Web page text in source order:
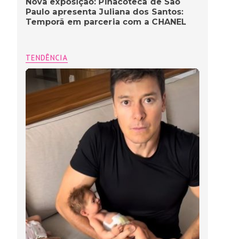
Paulo apresenta Juliana dos Santos:
Temporã em parceria com a CHANEL
TENDÊNCIA